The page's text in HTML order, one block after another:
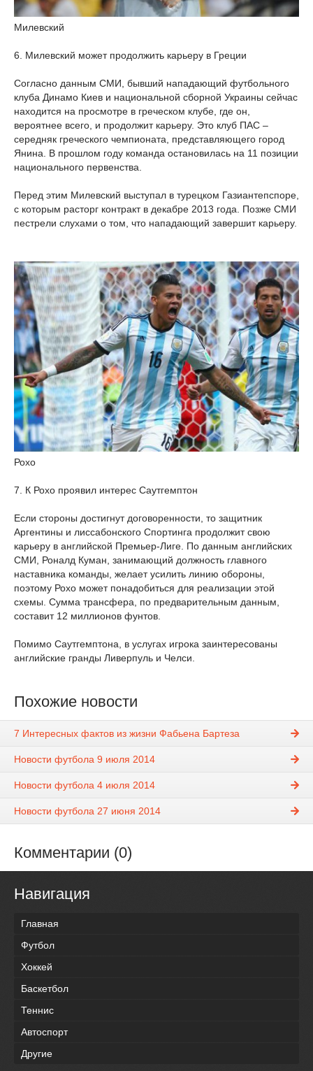
Милевский
6. Милевский может продолжить карьеру в Греции
Согласно данным СМИ, бывший нападающий футбольного
клуба Динамо Киев и национальной сборной Украины сейчас
находится на просмотре в греческом клубе, где он,
вероятнее всего, и продолжит карьеру. Это клуб ПАС –
середняк греческого чемпионата, представляющего город
Янина. В прошлом году команда остановилась на 11 позиции
национального первенства.
Перед этим Милевский выступал в турецком Газиантепспоре,
с которым расторг контракт в декабре 2013 года. Позже СМИ
пестрели слухами о том, что нападающий завершит карьеру.
Рохо
7. К Рохо проявил интерес Саутгемптон
Если стороны достигнут договоренности, то защитник
Аргентины и лиссабонского Спортинга продолжит свою
карьеру в английской Премьер-Лиге. По данным английских
СМИ, Роналд Куман, занимающий должность главного
наставника команды, желает усилить линию обороны,
поэтому Рохо может понадобиться для реализации этой
схемы. Сумма трансфера, по предварительным данным,
составит 12 миллионов фунтов.
Помимо Саутгемптона, в услугах игрока заинтересованы
английские гранды Ливерпуль и Челси.
Похожие новости
7 Интересных фактов из жизни Фабьена Бартеза
Новости футбола 9 июля 2014
Новости футбола 4 июля 2014
Новости футбола 27 июня 2014
Комментарии (0)
Навигация
Главная
Футбол
Хоккей
Баскетбол
Теннис
Автоспорт
Другие